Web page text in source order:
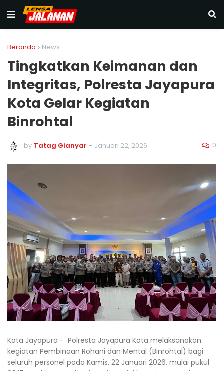
Beranda News
Tingkatkan Keimanan dan
Integritas, Polresta Jayapura
Kota Gelar Kegiatan
Binrohtal
by Tatag Gianyar - Januari 22, 2026 0
Kota Jayapura - Polresta Jayapura Kota melaksanakan
kegiatan Pembinaan Rohani dan Mental (Binrohtal) bagi
seluruh personel pada Kamis, 22 Januari 2026, mulai pukul